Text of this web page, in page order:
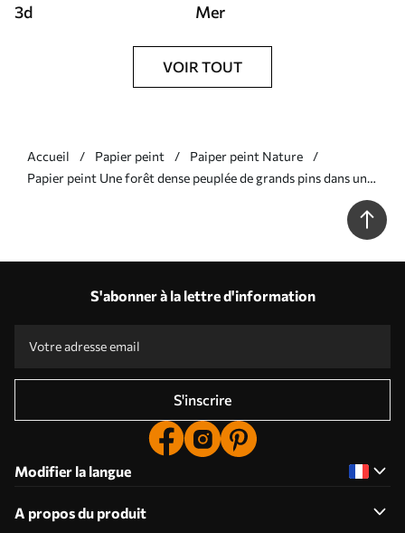
3d Mer
VOIR TOUT
Accueil Papier peint
Paiper peint Nature
Papier peint Une forêt dense peuplée de grands pins dans une
légère brume, une œuvre d'art paysager aux textures riches
S'abonner à la lettre d'information
S'inscrire
Modifier la langue
A propos du produit